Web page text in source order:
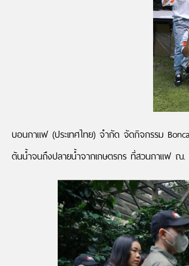
บอนกาแฟ (ประเทศไทย) จำกัด จัดกิจกรรม
ต้นน้ำจนถึงปลายน้ำจากเกษตรกร ที่สวนกาแฟ ณ.